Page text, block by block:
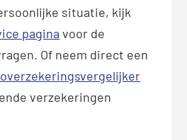
situatie, kijk
pagina voor de
Of neem direct een
verzekeringen